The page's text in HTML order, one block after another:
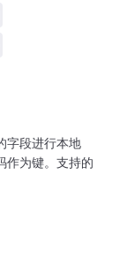
字段进行本地
作为键。支持的